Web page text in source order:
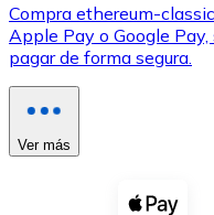
Ver todo
Compra
Comprar con efectivo
Compra ethereum-
Apple Pay o Google
pagar de forma segura.
Ver más